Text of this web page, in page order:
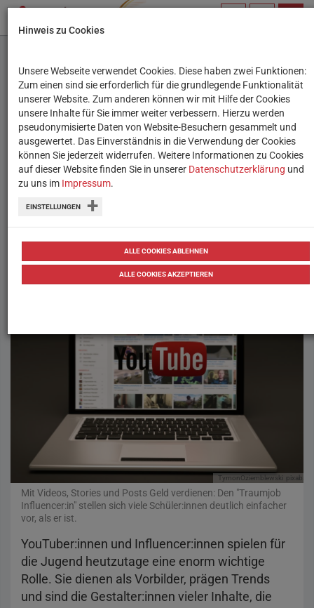
Medienheld:innen:
Traumberuf YouTuber:in
Influencer:innen und YouTuber:innen
sind Vorbilder für viele Kinder und
Jugendliche. Viele träumen daher
davon, später selbst YouTube-Star zu
12.11.2021 Berichte & Reportagen Jugendkultur
TymonOziemblewski pixabay
Mit Videos, Stories und Posts Geld verdienen: Den "Traumjob
Influencer:in" stellen sich viele Schüler:innen deutlich einfacher
vor, als er ist.
YouTuber:innen und Influencer:innen spielen für
die Jugend heutzutage eine enorm wichtige
Rolle. Sie dienen als Vorbilder, prägen Trends
und sind die Gestalter:innen vieler Inhalte, die
Hinweis zu Cookies
Unsere Webseite verwendet Cookies. Diese haben zwei Funktionen:
Zum einen sind sie erforderlich für die grundlegende Funktionalität
unserer Website. Zum anderen können wir mit Hilfe der Cookies
unsere Inhalte für Sie immer weiter verbessern. Hierzu werden
pseudonymisierte Daten von Website-Besuchern gesammelt und
ausgewertet. Das Einverständnis in die Verwendung der Cookies
können Sie jederzeit widerrufen. Weitere Informationen zu Cookies
auf dieser Website finden Sie in unserer Datenschutzerklärung und
zu uns im Impressum.
EINSTELLUNGEN
ALLE COOKIES ABLEHNEN
ALLE COOKIES AKZEPTIEREN